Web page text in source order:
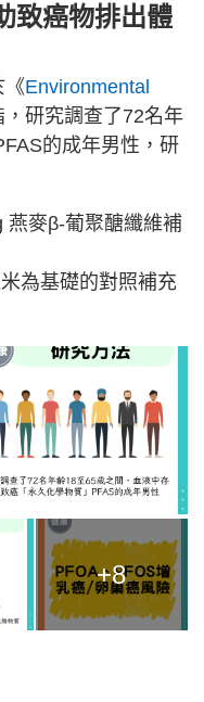
致癌物排出體
《Environmental
研究調查了72名年
的成年男性，研
燕麥β-葡聚醣纖維補
為基礎的對照補充
+8